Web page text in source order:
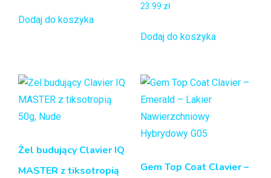
Dodaj do koszyka
23.99 zł
Dodaj do koszyka
Żel budujący Clavier IQ
MASTER z tiksotropią
Gem Top Coat Clavier –